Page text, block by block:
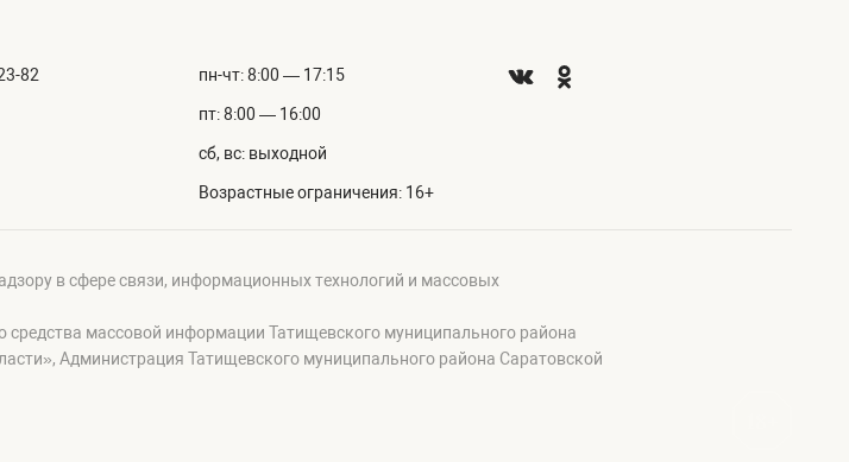
82 пн-чт: 8:00 — 17:15
пт: 8:00 — 16:00
сб, вс: выходной
Возрастные ограничения: 16+
в сфере связи, информационных технологий и массовых
массовой информации Татищевского муниципального района
Администрация Татищевского муниципального района Саратовской